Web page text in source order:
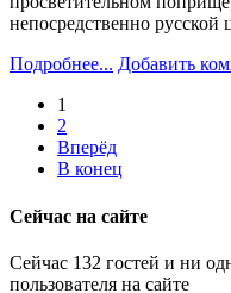
непосредственно русской
Подробнее... Добавить
1
2
Вперёд
В конец
Сейчас на сайте
Сейчас 132 гостей и ни
пользователя на сайте